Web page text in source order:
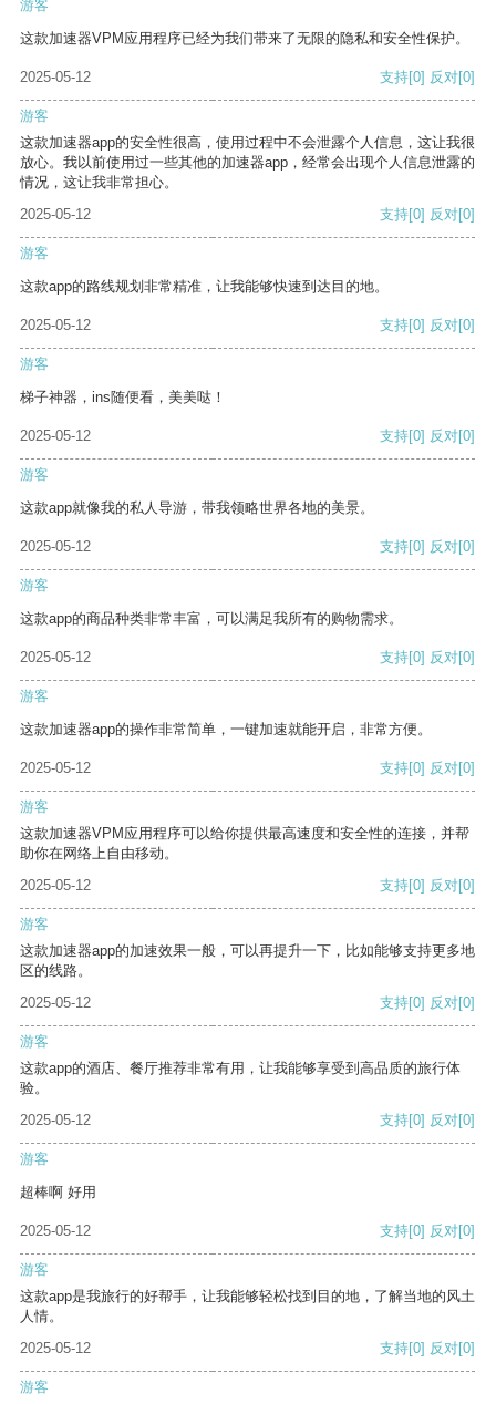
游客
这款加速器VPM应用程序已经为我们带来了无限的隐私和安全性保护。
2025-05-12 支持[0] 反对[0]
游客
这款加速器app的安全性很高，使用过程中不会泄露个人信息，这让我很
放心。我以前使用过一些其他的加速器app，经常会出现个人信息泄露的
情况，这让我非常担心。
2025-05-12
支持[0] 反对[0]
游客
这款app的路线规划非常精准，让我能够快速到达目的地。
2025-05-12 支持[0] 反对[0]
游客
梯子神器，ins随便看，美美哒！
2025-05-12 支持[0] 反对[0]
游客
这款app就像我的私人导游，带我领略世界各地的美景。
2025-05-12 支持[0] 反对[0]
游客
这款app的商品种类非常丰富，可以满足我所有的购物需求。
2025-05-12 支持[0] 反对[0]
游客
这款加速器app的操作非常简单，一键加速就能开启，非常方便。
2025-05-12 支持[0] 反对[0]
游客
这款加速器VPM应用程序可以给你提供最高速度和安全性的连接，并帮
助你在网络上自由移动。
2025-05-12
支持[0] 反对[0]
游客
这款加速器app的加速效果一般，可以再提升一下，比如能够支持更多地
区的线路。
2025-05-12
支持[0] 反对[0]
游客
这款app的酒店、餐厅推荐非常有用，让我能够享受到高品质的旅行体
验。
2025-05-12
支持[0] 反对[0]
游客
超棒啊 好用
2025-05-12 支持[0] 反对[0]
游客
这款app是我旅行的好帮手，让我能够轻松找到目的地，了解当地的风土
人情。
2025-05-12
支持[0] 反对[0]
游客